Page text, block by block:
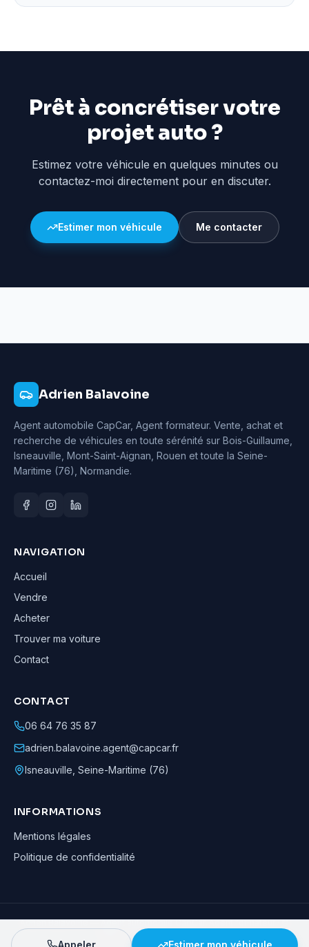
Prêt à concrétiser votre
projet auto ?
Estimez votre véhicule en quelques minutes ou
contactez-moi directement pour en discuter.
Estimer mon véhicule Me contacter
Adrien Balavoine
Agent automobile CapCar, Agent formateur. Vente, achat et
recherche de véhicules en toute sérénité sur Bois-Guillaume,
Isneauville, Mont-Saint-Aignan, Rouen et toute la Seine-
Maritime (76), Normandie.
NAVIGATION
Accueil
Vendre
Acheter
Trouver ma voiture
Contact
CONTACT
06 64 76 35 87
adrien.balavoine.agent@capcar.fr
Isneauville Seine-Maritime (76)
INFORMATIONS
Mentions légales
Politique de confidentialité
Adrien Balavoine—Agent automobile CapCar, Agent formateur· ©
· Tous droits réservés
Appeler Estimer mon véhicule